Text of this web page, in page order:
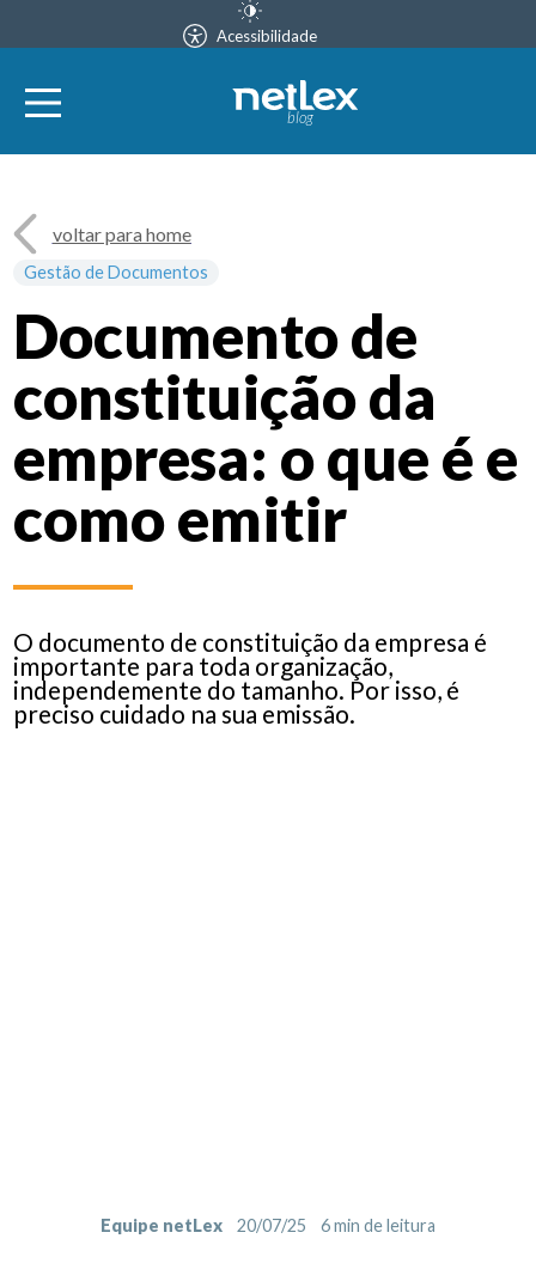
Acessibilidade
blog
Gestão de Documentos
voltar para home
Documento de
constituição da
empresa: o que é e
como emitir
O documento de constituição da empresa é
importante para toda organização,
independemente do tamanho. Por isso, é
preciso cuidado na sua emissão.
Equipe netLex 20/07/25 6min de leitura